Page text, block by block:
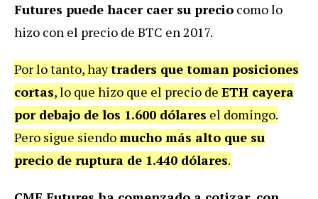
Futures puede hacer caer su precio como lo
hizo con el precio de BTC en 2017.
Por lo tanto, haytraders que toman posiciones
cortas, lo que hizo que el precio de ETH cayera
por debajo de los 1.600 dólares el domingo.
Pero sigue siendomucho más alto que su
precio de ruptura de 1.440 dólares.